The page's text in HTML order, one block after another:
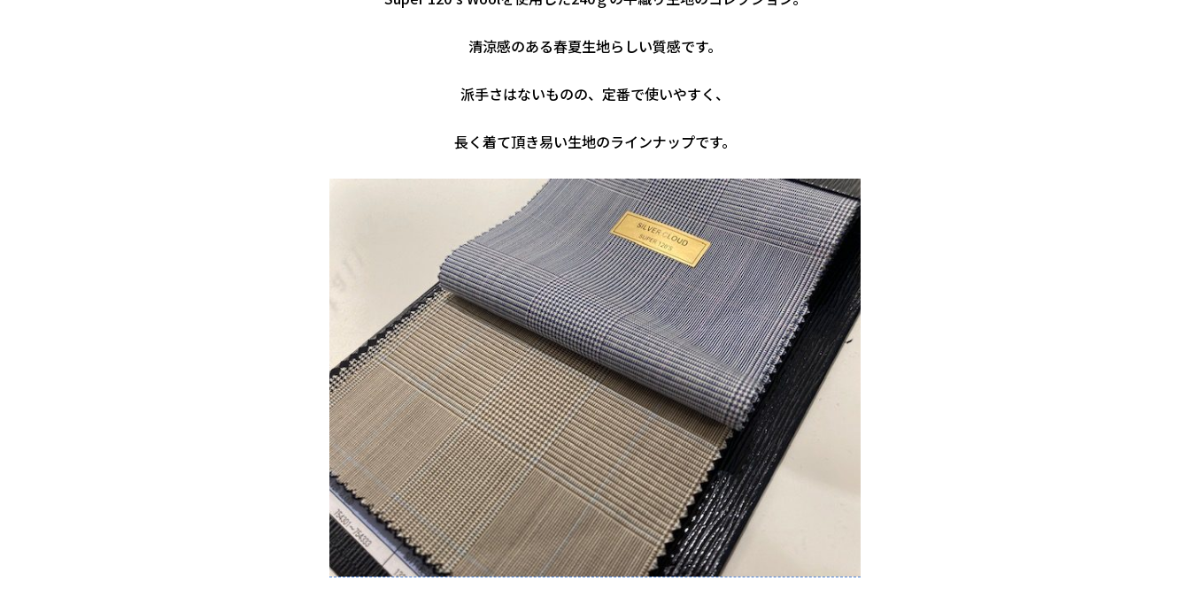
清涼感のある春夏生地らしい質感です。
派手さはないものの、定番で使いやすく、
長く着て頂き易い生地のラインナップです。